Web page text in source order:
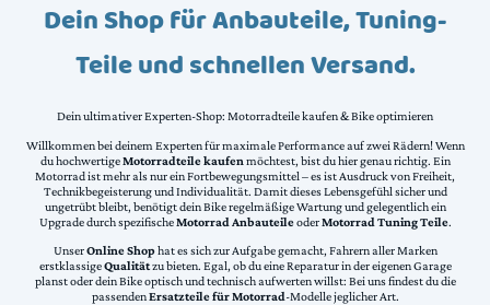
Dein Shop für Anbauteile, Tuning-
Teile und schnellen Versand.
Dein ultimativer Experten-Shop: Motorradteile kaufen & Bike optimieren
Willkommen bei deinem Experten für maximale Performance auf zwei Rädern! Wenn
du hochwertigeMotorradteile kaufen möchtest, bist du hier genau richtig. Ein
Motorrad ist mehr als nur ein Fortbewegungsmittel – es ist Ausdruck von Freiheit,
Technikbegeisterung und Individualität. Damit dieses Lebensgefühl sicher und
ungetrübt bleibt, benötigt dein Bike regelmäßige Wartung und gelegentlich ein
Upgrade durch spezifischeMotorrad AnbauteileoderMotorrad Tuning Teile.
UnserOnline Shophat es sich zur Aufgabe gemacht, Fahrern aller Marken
erstklassigeQualitätzu bieten. Egal, ob du eine Reparatur in der eigenen Garage
planst oder dein Bike optisch und technisch aufwerten willst: Bei uns findest du die
passendenErsatzteile für Motorrad-Modelle jeglicher Art.